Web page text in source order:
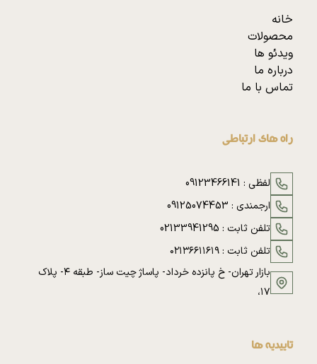
خانه
محصولات
ویدئو ها
درباره ما
تماس با ما
راه های ارتباطی
لفظی : 09123466141
ارجمندی : 09125074453
تلفن ثابت : 02133941295
تلفن ثابت :۰۲۱۳۶۶۱۱۶۱۹
بازار تهران- خ پانزده خرداد- پاساژ چیت ساز- طبقه ۴- پلاک
۱۷،
تاییدیه ها